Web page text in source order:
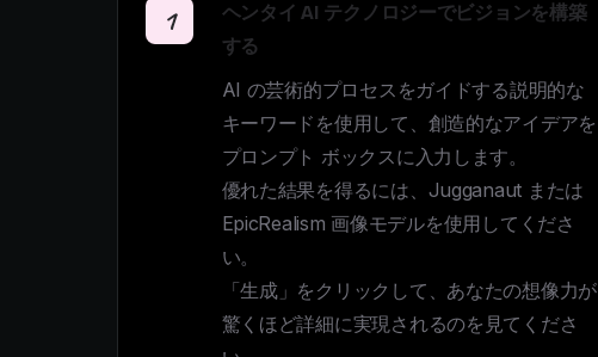
1
ヘンタイ AI テクノロジーでビジョンを構築
する
AI の芸術的プロセスをガイドする説明的な
キーワードを使用して、創造的なアイデアを
プロンプト ボックスに入力します。
優れた結果を得るには、Jugganaut または
EpicRealism 画像モデルを使用してくださ
い。
「生成」をクリックして、あなたの想像力が
驚くほど詳細に実現されるのを見てくださ